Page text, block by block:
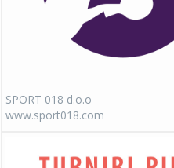
SPORT 018 d.o.o
www.sport018.com